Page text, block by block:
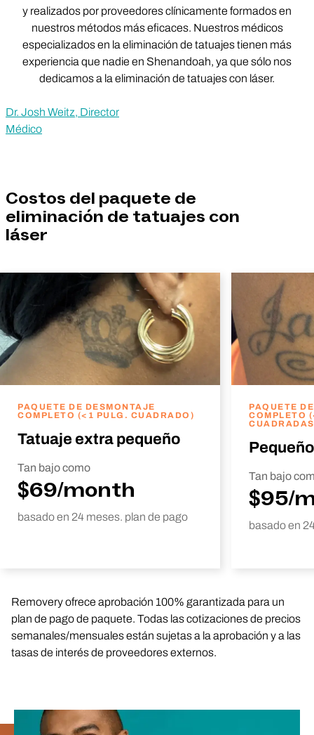
y realizados por proveedores clínicamente formados en
nuestros métodos más eficaces. Nuestros médicos
especializados en la eliminación de tatuajes tienen más
experiencia que nadie en Shenandoah, ya que sólo nos
dedicamos a la eliminación de tatuajes con láser.
Dr. Josh Weitz, Director
Médico
Costos del paquete de
eliminación de tatuajes con
láser
PAQUETE DE DESMONTAJE
COMPLETO (<1 PULG. CUADRADO)
Tatuaje extra pequeño
Tan bajo como
$69/month
basado en 24 meses. plan de pago
PAQUETE
COMPLETO
Tan bajo
$95/
basado en
Removery ofrece aprobación 100% garantizada para un
plan de pago de paquete. Todas las cotizaciones de precios
semanales/mensuales están sujetas a la aprobación y a las
tasas de interés de proveedores externos.